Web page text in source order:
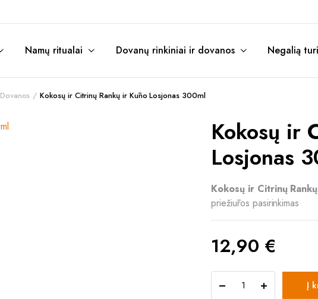
Namų ritualai Dovanų rinkiniai ir dovanos Negalią
Dovanos Kokosų ir Citrinų Rankų ir Kūno Losjonas 300ml
Kokosų ir
Losjonas
Kokosų ir Citrinų
priežiūros pasirinkimas
12,90 €
Į